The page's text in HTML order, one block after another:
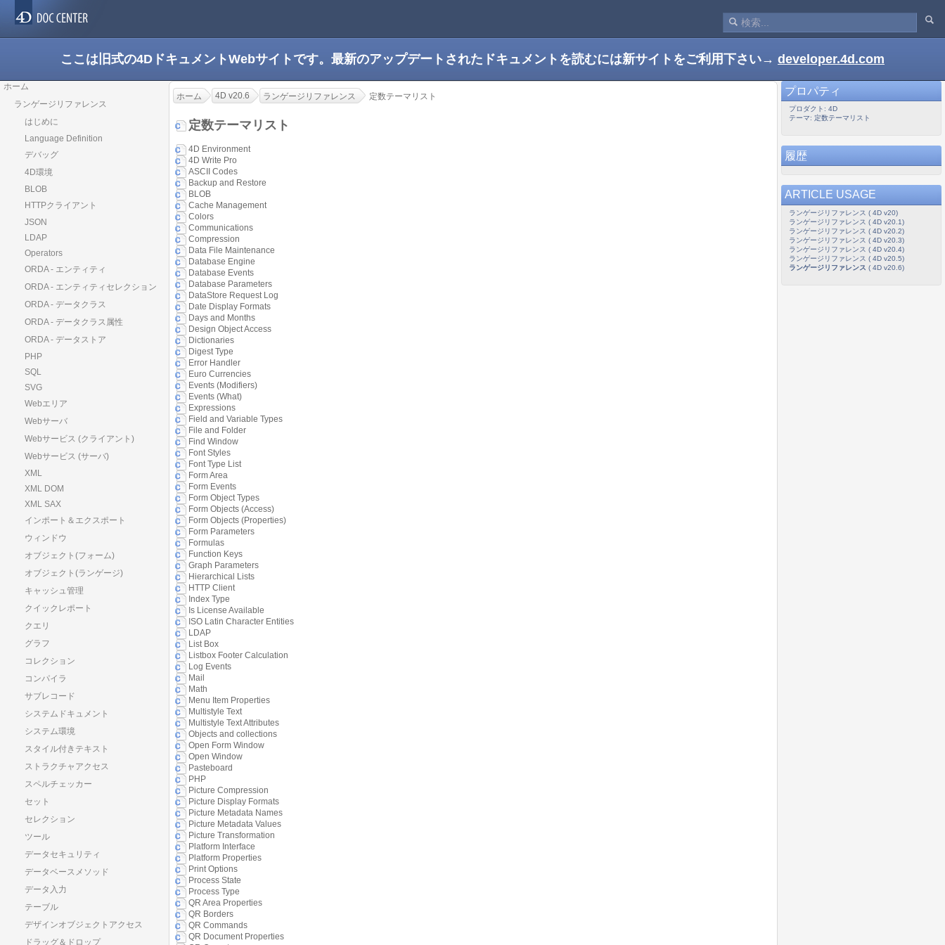
ここは旧式の4DドキュメントWebサイトです。最新のアップデートされたドキュメントを読むには新サイトをご利用下さい→ developer.4d.com
ホーム
ランゲージリファレンス
はじめに
Language Definition
デバッグ
4D環境
BLOB
HTTPクライアント
JSON
LDAP
Operators
ORDA - エンティティ
ORDA - エンティティセレクション
ORDA - データクラス
ORDA - データクラス属性
ORDA - データストア
PHP
SQL
SVG
Webエリア
Webサーバ
Webサービス (クライアント)
Webサービス (サーバ)
XML
XML DOM
XML SAX
インポート＆エクスポート
ウィンドウ
オブジェクト(フォーム)
オブジェクト(ランゲージ)
キャッシュ管理
クイックレポート
クエリ
グラフ
コレクション
コンパイラ
サブレコード
システムドキュメント
システム環境
スタイル付きテキスト
ストラクチャアクセス
スペルチェッカー
セット
セレクション
ツール
データセキュリティ
データベースメソッド
データ入力
テーブル
デザインオブジェクトアクセス
ドラッグ＆ドロップ
ホーム 4D v20.6 ランゲージリファレンス 定数テーマリスト
定数テーマリスト
4D Environment
4D Write Pro
ASCII Codes
Backup and Restore
BLOB
Cache Management
Colors
Communications
Compression
Data File Maintenance
Database Engine
Database Events
Database Parameters
DataStore Request Log
Date Display Formats
Days and Months
Design Object Access
Dictionaries
Digest Type
Error Handler
Euro Currencies
Events (Modifiers)
Events (What)
Expressions
Field and Variable Types
File and Folder
Find Window
Font Styles
Font Type List
Form Area
Form Events
Form Object Types
Form Objects (Access)
Form Objects (Properties)
Form Parameters
Formulas
Function Keys
Graph Parameters
Hierarchical Lists
HTTP Client
Index Type
Is License Available
ISO Latin Character Entities
LDAP
List Box
Listbox Footer Calculation
Log Events
Mail
Math
Menu Item Properties
Multistyle Text
Multistyle Text Attributes
Objects and collections
Open Form Window
Open Window
Pasteboard
PHP
Picture Compression
Picture Display Formats
Picture Metadata Names
Picture Metadata Values
Picture Transformation
Platform Interface
Platform Properties
Print Options
Process State
Process Type
QR Area Properties
QR Borders
QR Commands
QR Document Properties
プロパティ
プロダクト: 4D
テーマ: 定数テーマリスト
履歴
ARTICLE USAGE
ランゲージリファレンス ( 4D v20)
ランゲージリファレンス ( 4D v20.1)
ランゲージリファレンス ( 4D v20.2)
ランゲージリファレンス ( 4D v20.3)
ランゲージリファレンス ( 4D v20.4)
ランゲージリファレンス ( 4D v20.5)
ランゲージリファレンス ( 4D v20.6)